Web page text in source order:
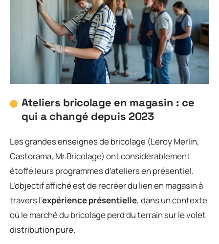
Ateliers bricolage en magasin : ce
qui a changé depuis 2023
Les grandes enseignes de bricolage (Leroy Merlin,
Castorama, Mr.Bricolage) ont considérablement
étoffé leurs programmes d’ateliers en présentiel.
L’objectif affiché est de recréer du lien en magasin à
travers l’expérience présentielle, dans un contexte
où le marché du bricolage perd du terrain sur le volet
distribution pure.